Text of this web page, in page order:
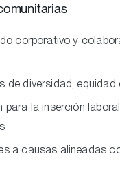
corporativo y
de diversidad, equidad
para la inserción
a causas alineadas